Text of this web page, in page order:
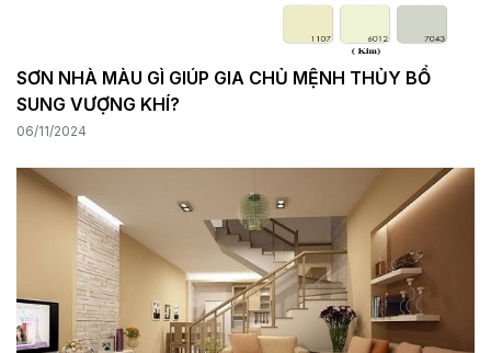
SƠN NHÀ MÀU GÌ GIÚP GIA CHỦ MỆNH THỦY BỔ
SUNG VƯỢNG KHÍ?
06/11/2024